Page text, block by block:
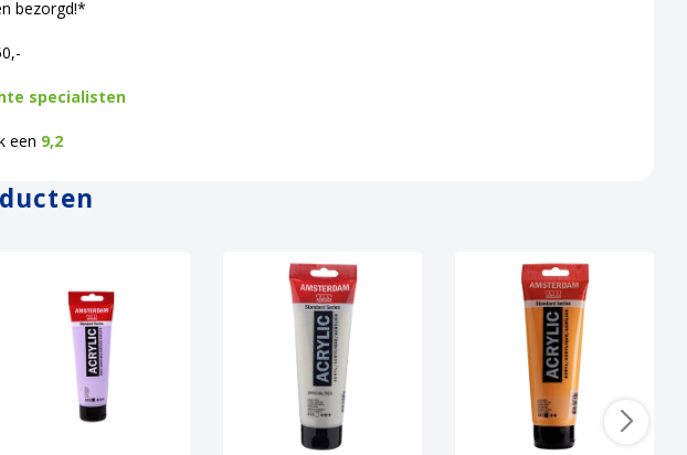
bezorgd!*
specialisten
een 9,2